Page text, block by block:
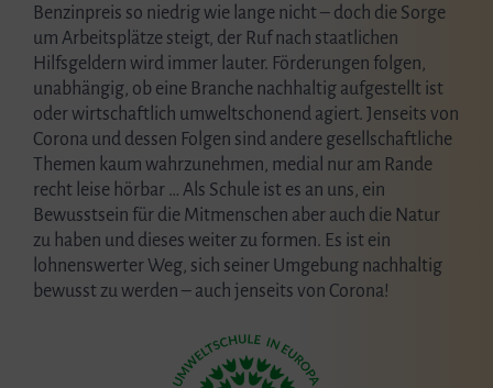
Benzinpreis so niedrig wie lange nicht – doch die Sorge
um Arbeitsplätze steigt, der Ruf nach staatlichen
Hilfsgeldern wird immer lauter. Förderungen folgen,
unabhängig, ob eine Branche nachhaltig aufgestellt ist
oder wirtschaftlich umweltschonend agiert. Jenseits von
Corona und dessen Folgen sind andere gesellschaftliche
Themen kaum wahrzunehmen, medial nur am Rande
recht leise hörbar … Als Schule ist es an uns, ein
Bewusstsein für die Mitmenschen aber auch die Natur
zu haben und dieses weiter zu formen. Es ist ein
lohnenswerter Weg, sich seiner Umgebung nachhaltig
bewusst zu werden – auch jenseits von Corona!